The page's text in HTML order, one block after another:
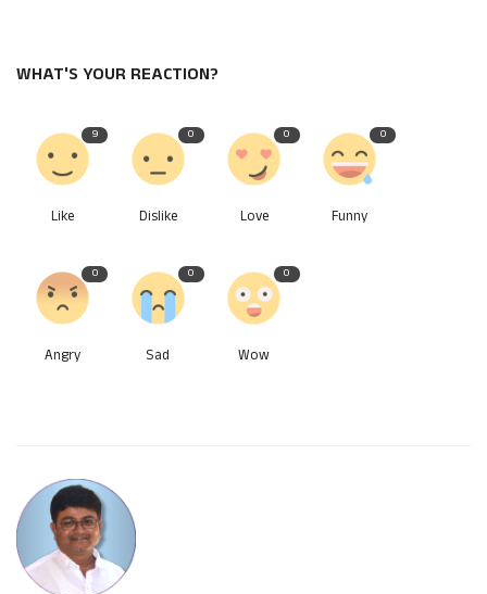
WHAT'S YOUR REACTION?
9
Like
0
Dislike
0
Love
0
Funny
0
Angry
0
Sad
0
Wow